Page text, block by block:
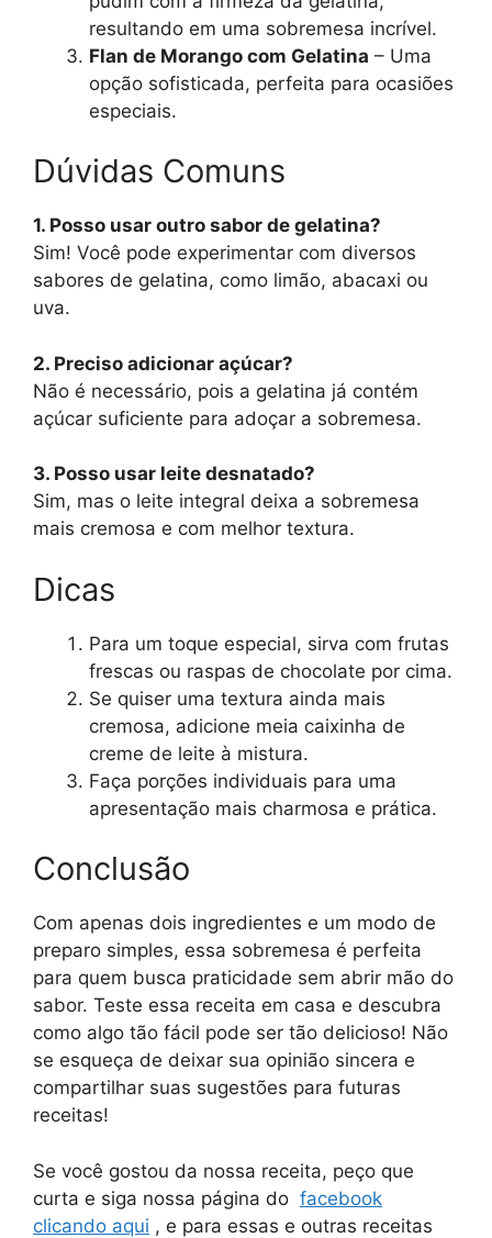
resultando em uma sobremesa incrível.
Flan de Morango com Gelatina – Uma
opção sofisticada, perfeita para ocasiões
especiais.
Dúvidas Comuns
1. Posso usar outro sabor de gelatina?
Sim! Você pode experimentar com diversos
sabores de gelatina, como limão, abacaxi ou
uva.
2. Preciso adicionar açúcar?
Não é necessário, pois a gelatina já contém
açúcar suficiente para adoçar a sobremesa.
3. Posso usar leite desnatado?
Sim, mas o leite integral deixa a sobremesa
mais cremosa e com melhor textura.
Dicas
Para um toque especial, sirva com frutas
frescas ou raspas de chocolate por cima.
Se quiser uma textura ainda mais
cremosa, adicione meia caixinha de
creme de leite à mistura.
Faça porções individuais para uma
apresentação mais charmosa e prática.
Conclusão
Com apenas dois ingredientes e um modo de
preparo simples, essa sobremesa é perfeita
para quem busca praticidade sem abrir mão do
sabor. Teste essa receita em casa e descubra
como algo tão fácil pode ser tão delicioso! Não
se esqueça de deixar sua opinião sincera e
compartilhar suas sugestões para futuras
receitas!
Se você gostou da nossa receita, peço que
curta e siga nossa página do facebook
clicando aqui , e para essas e outras receitas